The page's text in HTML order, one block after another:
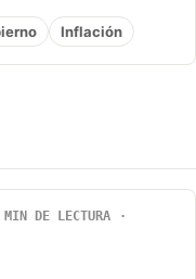
Inflación
DE LECTURA